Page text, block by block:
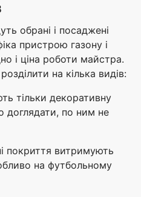
обрані і посаджені
пристрою газону і
і ціна роботи майстра.
на кілька видів:
тільки декоративну
доглядати, по ним не
покриття витримують
на футбольному